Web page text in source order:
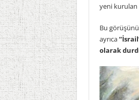
yeni kurulan
Bu
ayrıca
olarak